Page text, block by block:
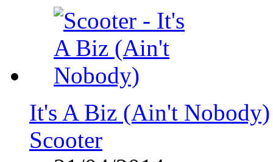
It's A Biz (Ain't Nobody)
Scooter